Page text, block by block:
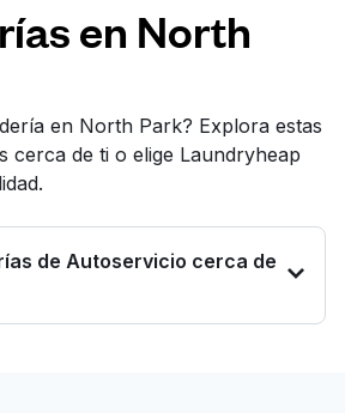
en North
en North Park? Explora estas
cerca de ti o elige Laundryheap
de Autoservicio cerca de